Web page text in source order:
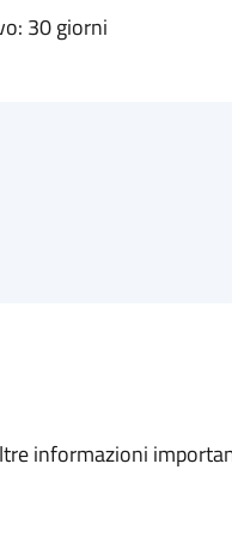
30 giorni
informazioni